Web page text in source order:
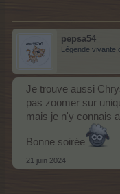
pepsa54
Légende vivante
Je trouve aussi
pas zoomer sur
mais je n'y connais
Bonne soirée
21 juin 2024